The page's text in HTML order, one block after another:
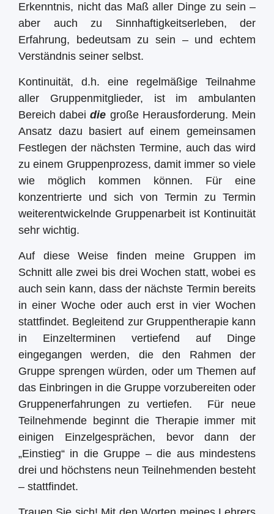
Erkenntnis, nicht das Maß aller Dinge zu sein –
aber auch zu Sinnhaftigkeitserleben, der
Erfahrung, bedeutsam zu sein – und echtem
Verständnis seiner selbst.
Kontinuität, d.h. eine regelmäßige Teilnahme
aller Gruppenmitglieder, ist im ambulanten
Bereich dabeidie große Herausforderung. Mein
Ansatz dazu basiert auf einem gemeinsamen
Festlegen der nächsten Termine, auch das wird
zu einem Gruppenprozess, damit immer so viele
wie möglich kommen können. Für eine
konzentrierte und sich von Termin zu Termin
weiterentwickelnde Gruppenarbeit ist Kontinuität
sehr wichtig.
Auf diese Weise finden meine Gruppen im
Schnitt alle zwei bis drei Wochen statt, wobei es
auch sein kann, dass der nächste Termin bereits
in einer Woche oder auch erst in vier Wochen
stattfindet. Begleitend zur Gruppentherapie kann
in Einzelterminen vertiefend auf Dinge
eingegangen werden, die den Rahmen der
Gruppe sprengen würden, oder um Themen auf
das Einbringen in die Gruppe vorzubereiten oder
Gruppenerfahrungen zu vertiefen. Für neue
Teilnehmende beginnt die Therapie immer mit
einigen Einzelgesprächen, bevor dann der
„Einstieg“ in die Gruppe – die aus mindestens
drei und höchstens neun Teilnehmenden besteht
– stattfindet.